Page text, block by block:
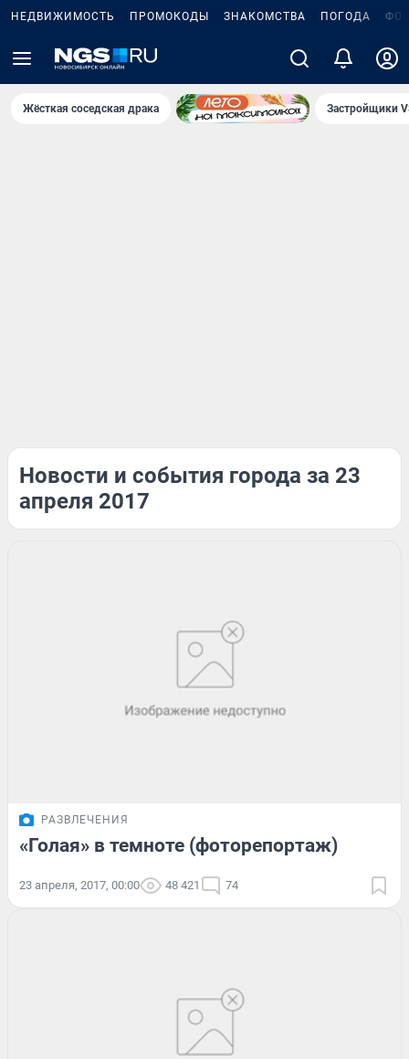
НЕДВИЖИМОСТЬ ПРОМОКОДЫ ЗНАКОМСТВА ПОГОДА
Жёсткая соседская драка Застройщики
Новости и события города за 23
апреля 2017
РАЗВЛЕЧЕНИЯ
«Голая» в темноте (фоторепортаж)
23 апреля, 2017, 00:00 48 421 74